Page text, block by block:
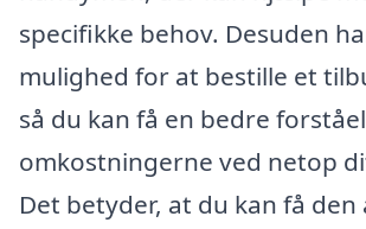
specifikke behov. Desuden
mulighed for at bestille et
så du kan få en bedre
omkostningerne ved netop
Det betyder, at du kan få den